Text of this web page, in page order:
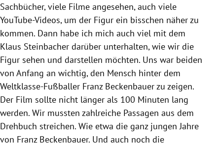
Sachbücher, viele Filme angesehen, auch viele
YouTube-Videos, um der Figur ein bisschen näher zu
kommen. Dann habe ich mich auch viel mit dem
Klaus Steinbacher darüber unterhalten, wie wir die
Figur sehen und darstellen möchten. Uns war beiden
von Anfang an wichtig, den Mensch hinter dem
Weltklasse-Fußballer Franz Beckenbauer zu zeigen.
Der Film sollte nicht länger als 100 Minuten lang
werden. Wir mussten zahlreiche Passagen aus dem
Drehbuch streichen. Wie etwa die ganz jungen Jahre
von Franz Beckenbauer. Und auch noch die